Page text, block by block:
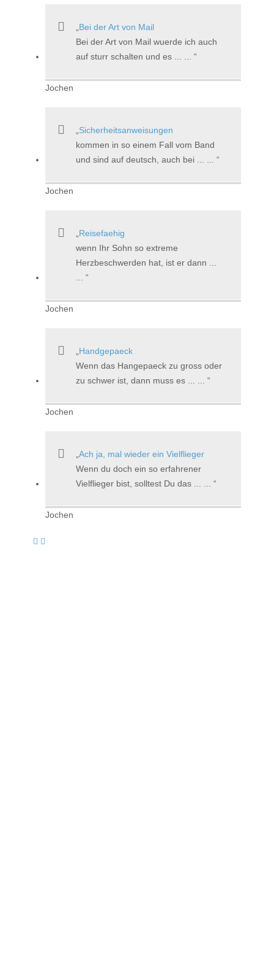
Bei der Art von Mail
Bei der Art von Mail wuerde ich auch
auf sturr schalten und es ... ...
Jochen
Sicherheitsanweisungen
kommen in so einem Fall vom Band
und sind auf deutsch, auch bei ... ...
Jochen
Reisefaehig
wenn Ihr Sohn so extreme
Herzbeschwerden hat, ist er dann ...
Jochen
Handgepaeck
Wenn das Hangepaeck zu gross oder
zu schwer ist, dann muss es ... ...
Jochen
Ach ja, mal wieder ein Vielflieger
Wenn du doch ein so erfahrener
Vielflieger bist, solltest Du das ... ...
Jochen